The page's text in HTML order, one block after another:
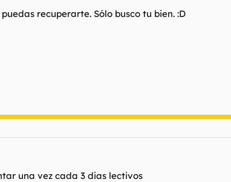
recuperarte. Sólo busco tu bien. :D
una vez cada 3 dias lectivos